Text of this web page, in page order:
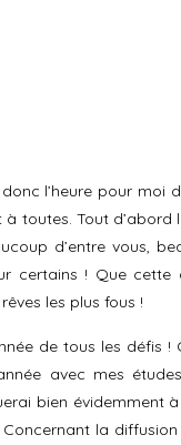
l’heure pour moi
à toutes. Tout
d’entre vous,
certains ! Que cette
les plus fous !
de tous les défis
avec mes
bien évidemment
la